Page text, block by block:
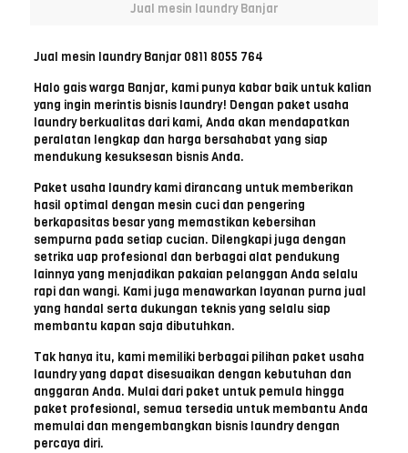
Jual mesin laundry Banjar
Jual mesin laundry Banjar 0811 8055 764
Halo gais warga Banjar, kami punya kabar baik untuk kalian
yang ingin merintis bisnis laundry! Dengan paket usaha
laundry berkualitas dari kami, Anda akan mendapatkan
peralatan lengkap dan harga bersahabat yang siap
mendukung kesuksesan bisnis Anda.
Paket usaha laundry kami dirancang untuk memberikan
hasil optimal dengan mesin cuci dan pengering
berkapasitas besar yang memastikan kebersihan
sempurna pada setiap cucian. Dilengkapi juga dengan
setrika uap profesional dan berbagai alat pendukung
lainnya yang menjadikan pakaian pelanggan Anda selalu
rapi dan wangi. Kami juga menawarkan layanan purna jual
yang handal serta dukungan teknis yang selalu siap
membantu kapan saja dibutuhkan.
Tak hanya itu, kami memiliki berbagai pilihan paket usaha
laundry yang dapat disesuaikan dengan kebutuhan dan
anggaran Anda. Mulai dari paket untuk pemula hingga
paket profesional, semua tersedia untuk membantu Anda
memulai dan mengembangkan bisnis laundry dengan
percaya diri.